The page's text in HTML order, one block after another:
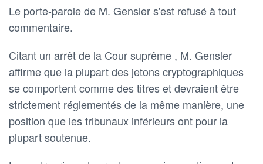
Le porte-parole de M. Gensler s'est refusé à tout
commentaire.
Citant un arrêt de la Cour suprême , M. Gensler
affirme que la plupart des jetons cryptographiques
se comportent comme des titres et devraient être
strictement réglementés de la même manière, une
position que les tribunaux inférieurs ont pour la
plupart soutenue.